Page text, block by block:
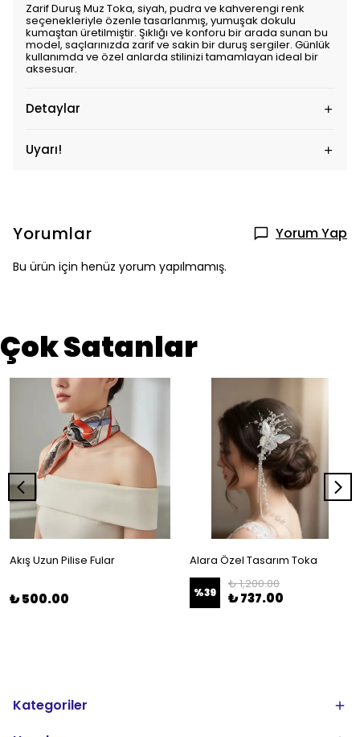
Zarif Duruş Muz Toka, siyah, pudra ve kahverengi renk
seçenekleriyle özenle tasarlanmış, yumuşak dokulu
kumaştan üretilmiştir. Şıklığı ve konforu bir arada sunan bu
model, saçlarınızda zarif ve sakin bir duruş sergiler. Günlük
kullanımda ve özel anlarda stilinizi tamamlayan ideal bir
aksesuar.
Detaylar
Uyarı!
Yorumlar Yorum Yap
Bu ürün için henüz yorum yapılmamış.
Çok Satanlar
Akış Uzun Pilise Fular
₺ 500.00
Alara Özel Tasarım Toka
%39
₺ 1,200.00
₺ 737.00
Kategoriler